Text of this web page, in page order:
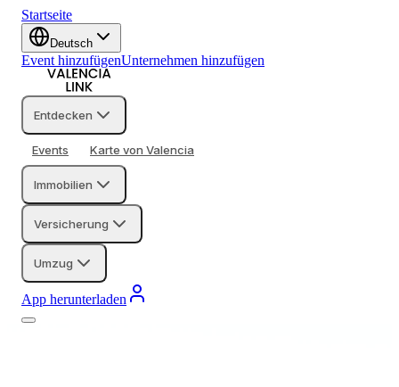
Startseite
Deutsch
Event hinzufügenUnternehmen hinzufügen
Entdecken
Events Karte von Valencia
Immobilien
Versicherung
Umzug
App herunterladen